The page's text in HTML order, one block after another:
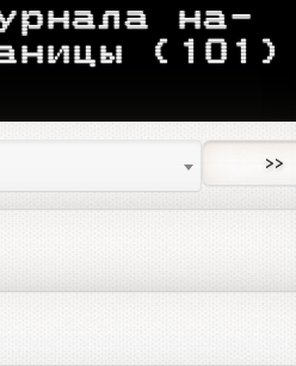
на-
( 101 )
>>